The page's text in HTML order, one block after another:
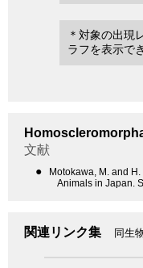
＊対象の出現
ラフを表示で
文献
●
Motokawa, M. and
Animals in Japan.
関連リンク集 同生